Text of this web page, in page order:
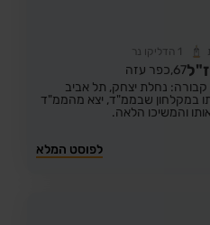
1 הדליקו נר
67, כפר עזה
נחלת יצחק, תל אביב
במקלחון שבממ"ד, יצא מהממ"ד
והמשיכו הלאה.
לפוסט המלא